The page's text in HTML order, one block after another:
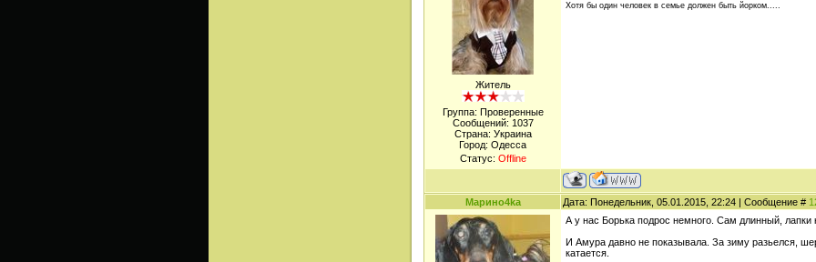
Житель
Группа: Проверенные
Сообщений: 1037
Страна: Украина
Город: Одесса
Статус: Offline
Хотя бы один человек в семье должен быть йорком.....
Марино4kа Дата: Понедельник, 05.01.2015, 22:24 | Сообщение #
А у нас Борька подрос немного. Сам длинный, лапки
И Амура давно не показывала. За зиму разьелся,
катается.